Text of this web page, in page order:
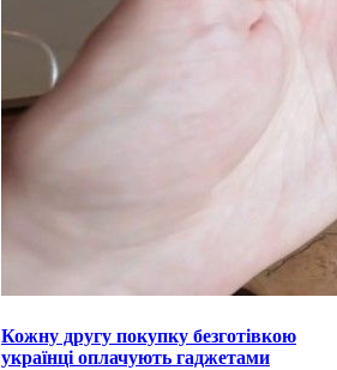
Кожну другу покупку безготівкою
українці оплачують гаджетами